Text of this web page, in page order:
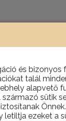
és bizonyos
talál
alapvető
sütik
letiltja ezeket a
segítségét!
van lehetőség